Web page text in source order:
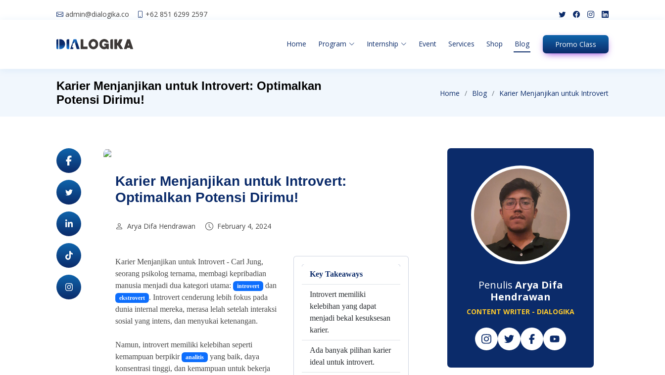
admin@dialogika.co +62 851 6299 2597
Home Program Internship Event Services Shop Blog Promo Class
Karier Menjanjikan untuk Introvert: Optimalkan
Potensi Dirimu!
Home Blog Karier Menjanjikan untuk Introvert
Karier Menjanjikan untuk Introvert:
Optimalkan Potensi Dirimu!
Arya Difa Hendrawan February 4, 2024
Karier Menjanjikan untuk Introvert - Carl Jung,
seorang psikolog ternama, membagi kepribadian
manusia menjadi dua kategori utama:
introvert dan
ekstrovert . Introvert cenderung lebih fokus pada
dunia internal mereka, merasa lelah setelah interaksi
sosial yang intens, dan menyukai ketenangan.
Namun, introvert memiliki kelebihan seperti
kemampuan berpikir
analitis yang baik, daya
konsentrasi tinggi, dan kemampuan untuk bekerja
Key Takeaways
Introvert memiliki
kelebihan yang dapat
menjadi bekal kesuksesan
karier.
Ada banyak pilihan karier
ideal untuk introvert.
Penulis Arya Difa
Hendrawan
CONTENT WRITER - DIALOGIKA